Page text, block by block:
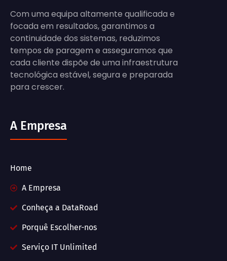
Com uma equipa altamente qualificada e
focada em resultados, garantimos a
continuidade dos sistemas, reduzimos
tempos de paragem e asseguramos que
cada cliente dispõe de uma infraestrutura
tecnológica estável, segura e preparada
para crescer.
A Empresa
Home
A Empresa
Conheça a DataRoad
Porquê Escolher-nos
Serviço IT Unlimited